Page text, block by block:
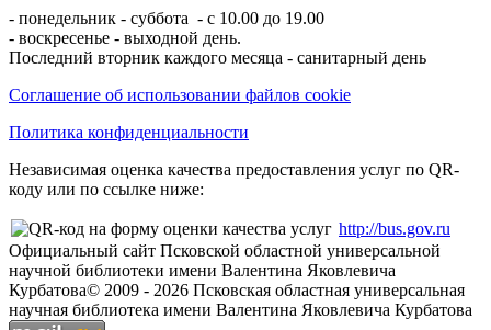
- понедельник - суббота - с 10.00 до 19.00
- воскресенье - выходной день.
Последний вторник каждого месяца - санитарный день
Соглашение об использовании файлов cookie
Политика конфиденциальности
Независимая оценка качества предоставления услуг по QR-
коду или по ссылке ниже:
http://bus.gov.ru
Официальный сайт Псковской областной универсальной
научной библиотеки имени Валентина Яковлевича
Курбатова© 2009 - 2026 Псковская областная универсальная
научная библиотека имени Валентина Яковлевича Курбатова